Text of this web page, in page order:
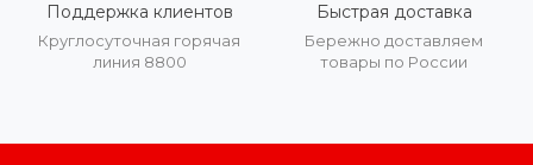
Поддержка клиентов
Круглосуточная горячая
линия 8800
Быстрая доставка
Бережно доставляем
товары по России